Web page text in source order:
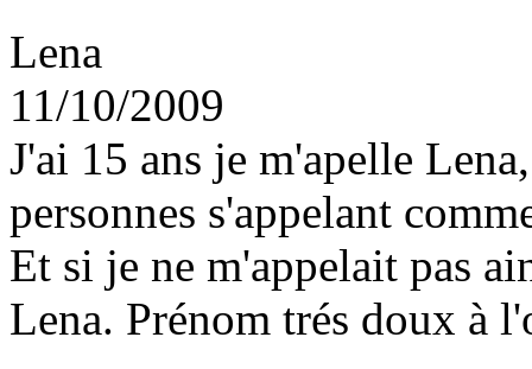
Lena
11/10/2009
J'ai 15 ans je m'apelle
personnes s'appelant
Et si je ne m'appelait pas
Lena. Prénom trés doux à